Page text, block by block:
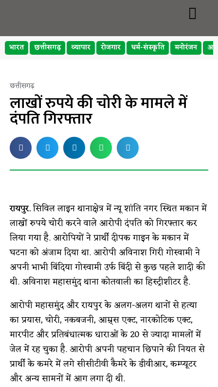
भारत छत्तीसगढ़ व्यापार रोजगार धर्म-संस्कृति मनोरंजन
छत्तीसगढ़
लाखों रुपये की चोरी के मामले में
दंपति गिरफ्तार
रायपुर.सिविल लाइन थानाक्षेत्र में न्यू शांति नगर स्थित मकान में
लाखों रुपये चोरी करने वाले आरोपी दंपति को गिरफ्तार कर
लिया गया है. आरोपियों ने प्रार्थी दीपक गाइन के मकान में
घटना को अंजाम दिया था. आरोपी अविनाश गिरी गोस्वामी ने
अपनी भाभी बिंदिया गोस्वामी उर्फ बिंदी से कुछ पहले शादी की
थी. अविनाश महासमुंद थाना कोतवाली का हिस्ट्रीशीटर है.
आरोपी महासमुंद और रायपुर के अलग-अलग थानों से हत्या
का प्रयास, चोरी, नकबजनी, आम्र्स एक्ट, नारकोटिक एक्ट,
मारपीट और प्रतिबंधात्मक धाराओं के 20 से ज्यादा मामलों में
जेल में रह चुका है. आरोपी अपनी पहचान छिपाने की नियत से
प्रार्थी के कमरे में लगे सीसीटीवी कैमरे के डीवीआर, कम्प्यूटर
और अन्य सामनों में आग लगा दी थी.